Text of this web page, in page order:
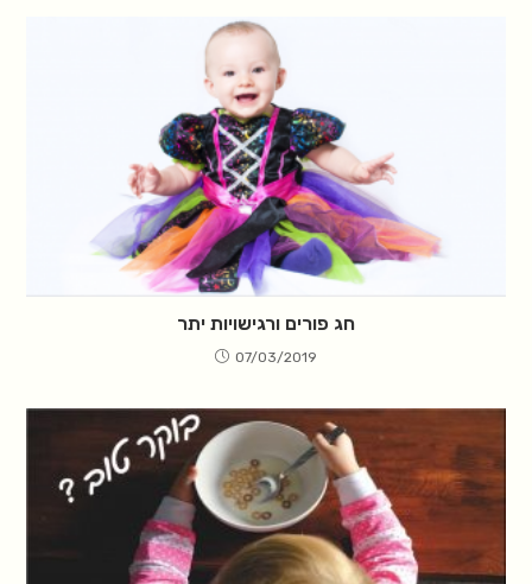
חג פורים ורגישויות יתר
07/03/2019